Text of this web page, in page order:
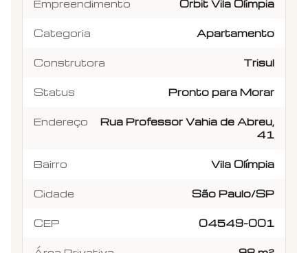
Empreendimento Orbit Vila Olímpia
Categoria Apartamento
Construtora Trisul
Status Pronto para Morar
Endereço
Rua Professor Vahia de Abreu,
41
Bairro Vila Olímpia
Cidade São Paulo/SP
CEP 04549-001